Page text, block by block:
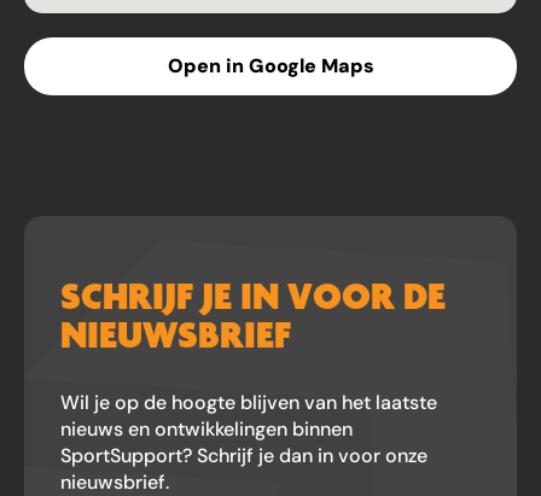
Open in Google Maps
SCHRIJF JE IN VOOR DE
NIEUWSBRIEF
Wil je op de hoogte blijven van het laatste
nieuws en ontwikkelingen binnen
SportSupport? Schrijf je dan in voor onze
nieuwsbrief.